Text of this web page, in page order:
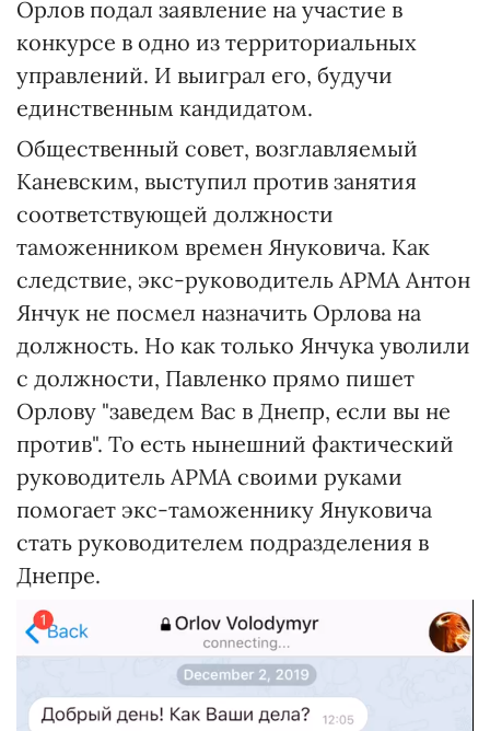
Орлов подал заявление на участие в
конкурсе в одно из территориальных
управлений. И выиграл его, будучи
единственным кандидатом.
Общественный совет, возглавляемый
Каневским, выступил против занятия
соответствующей должности
таможенником времен Януковича. Как
следствие, экс-руководитель АРМА Антон
Янчук не посмел назначить Орлова на
должность. Но как только Янчука уволили
с должности, Павленко прямо пишет
Орлову "заведем Вас в Днепр, если вы не
против". То есть нынешний фактический
руководитель АРМА своими руками
помогает экс-таможеннику Януковича
стать руководителем подразделения в
Днепре.